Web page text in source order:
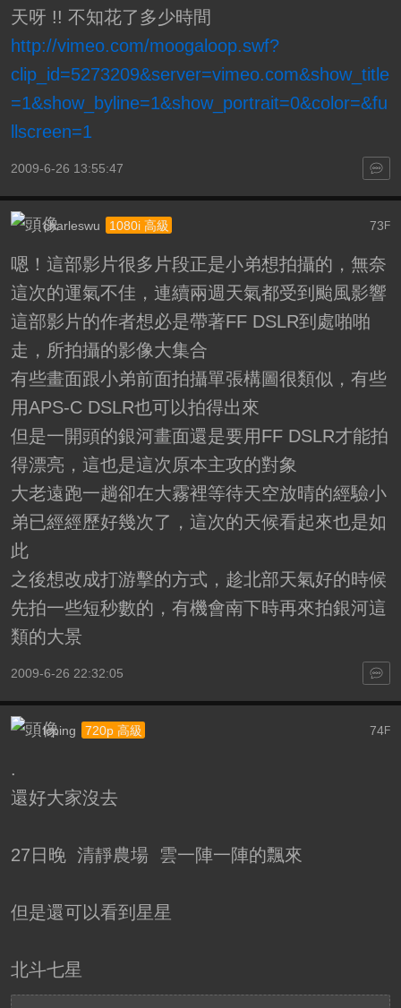
天呀 !! 不知花了多少時間
http://vimeo.com/moogaloop.swf?
clip_id=5273209&server=vimeo.com&show_title
=1&show_byline=1&show_portrait=0&color=&fu
llscreen=1
2009-6-26 13:55:47
73F
charleswu 1080i 高級
嗯！這部影片很多片段正是小弟想拍攝的，無奈
這次的運氣不佳，連續兩週天氣都受到颱風影響
這部影片的作者想必是帶著FF DSLR到處啪啪
走，所拍攝的影像大集合
有些畫面跟小弟前面拍攝單張構圖很類似，有些
用APS-C DSLR也可以拍得出來
但是一開頭的銀河畫面還是要用FF DSLR才能拍
得漂亮，這也是這次原本主攻的對象
大老遠跑一趟卻在大霧裡等待天空放晴的經驗小
弟已經經歷好幾次了，這次的天候看起來也是如
此
之後想改成打游擊的方式，趁北部天氣好的時候
先拍一些短秒數的，有機會南下時再來拍銀河這
類的大景
2009-6-26 22:32:05
74F
lcping 720p 高級
.
還好大家沒去
27日晚 清靜農場 雲一陣一陣的飄來
但是還可以看到星星
北斗七星